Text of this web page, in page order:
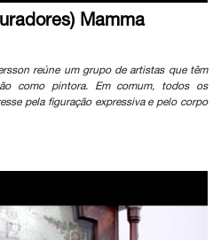
Mamma
reúne um grupo de artistas que têm
como pintora. Em comum, todos os
pela figuração expressiva e pelo corpo